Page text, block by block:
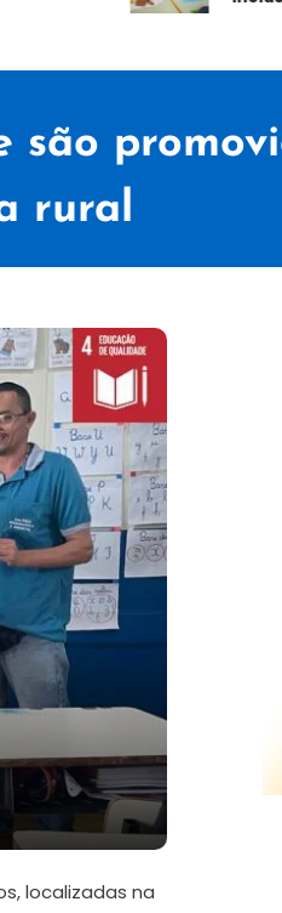
são
rural
localizadas na